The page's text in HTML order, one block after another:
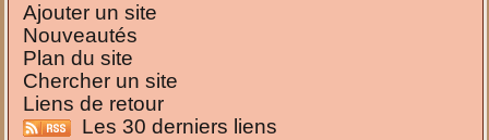
Ajouter un site
Nouveautés
Plan du site
Chercher un site
Liens de retour
Les 30 derniers liens